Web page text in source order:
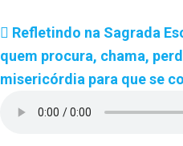
Refletindo na Sagrada
quem procura, chama,
misericórdia para que se